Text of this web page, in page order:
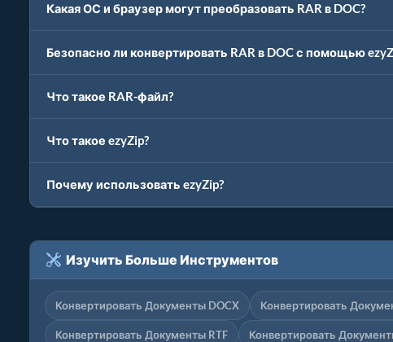
Какая ОС и браузер могут преобразовать RAR в DOC?
Безопасно ли конвертировать RAR в DOC с помощью
Что такое RAR-файл?
Что такое ezyZip?
Почему использовать ezyZip?
Изучить Больше Инструментов
Конвертировать Документы DOCX Конвертировать
Конвертировать Документы RTF Конвертировать